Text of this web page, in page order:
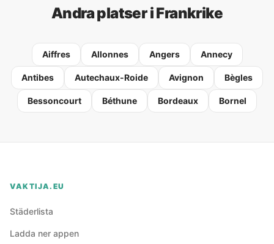
Andra platser i Frankrike
Aiffres Allonnes Angers Annecy
Antibes Autechaux-Roide Avignon Bègles
Bessoncourt Béthune Bordeaux Bornel
VAKTIJA.EU
Städerlista
Ladda ner appen